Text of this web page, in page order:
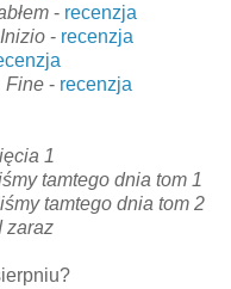
- recenzja
- recenzja
Fine - recenzja
1
tamtego dnia tom 1
tamtego dnia tom 2
zaraz